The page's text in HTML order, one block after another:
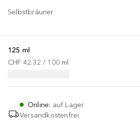
Selbstbräuner
125 ml
CHF 42.32 / 100 ml
Online: auf Lager
Versandkostenfrei